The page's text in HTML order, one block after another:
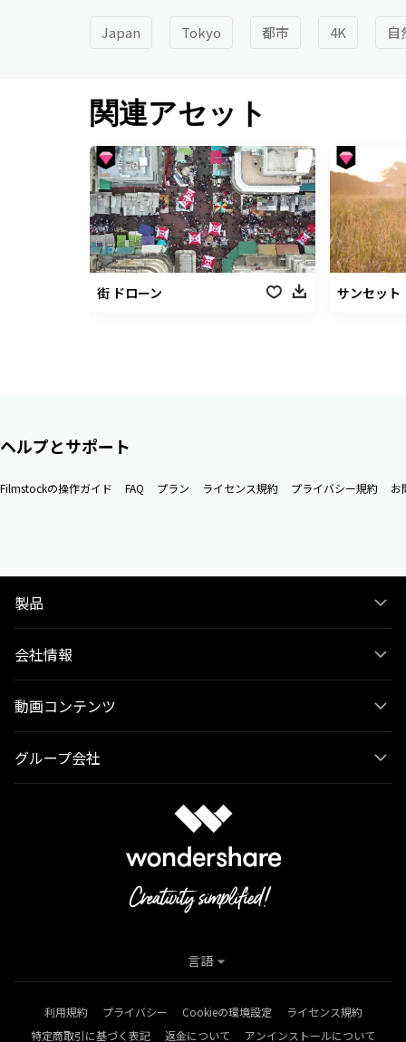
Japan Tokyo 都市 4K 自
関連アセット
街 ドローン サンセット
ヘルプとサポート
Filmstockの操作ガイド FAQ プラン ライセンス規約 プライバシー規約 お
製品
会社情報
動画コンテンツ
グループ会社
利用規約 プライバシー Cookieの環境設定
ライセンス規約
特定商取引に基づく表記
返金について
アンインストールについて
言語